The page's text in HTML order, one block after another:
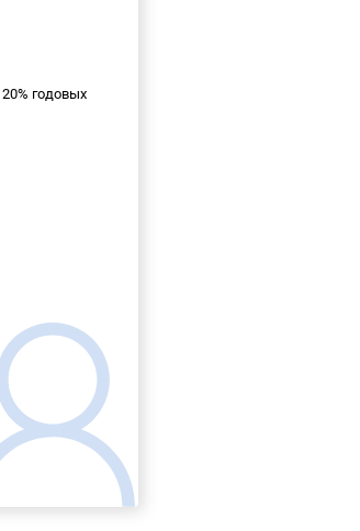
20% годовых